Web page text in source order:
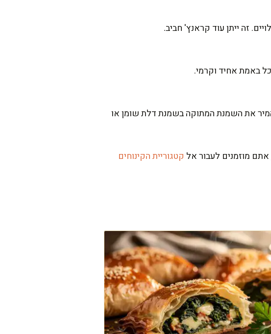
זה ייתן עוד קראנץ' חביב.
באמת אחיד וקרמי.
את השמנת המתוקה בשמנת דלת שומן או
מוזמנים לעבור אל קטגוריית הקינוחים